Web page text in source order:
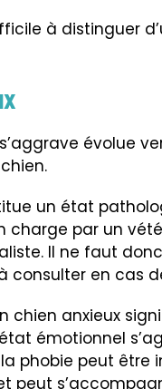
à distinguer
évolue
un état
charge par un
Il ne faut
consulter en cas
chien anxieux
émotionnel
la phobie peut être
peut